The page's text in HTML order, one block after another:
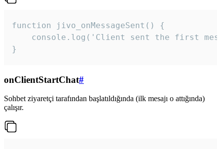
function jivo_onMessageSent() {
console.log('Client sent the first
}
onClientStartChat#
Sohbet ziyaretçi tarafından başlatıldığında (ilk mesajı o attığında)
çalışır.